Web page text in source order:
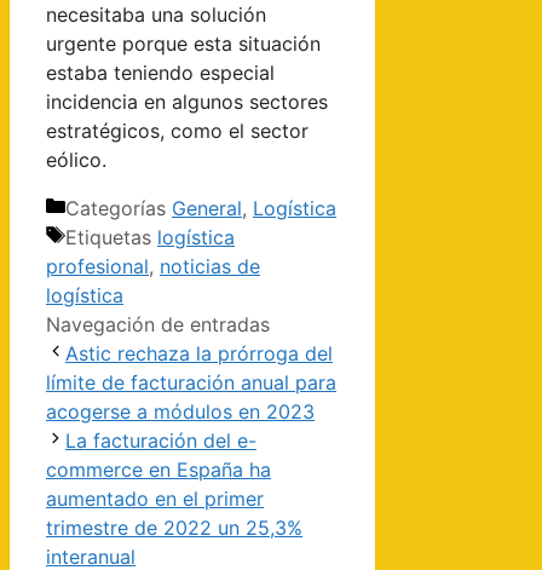
necesitaba una solución
urgente porque esta situación
estaba teniendo especial
incidencia en algunos sectores
estratégicos, como el sector
eólico.
Categorías General, Logística
Etiquetas logística
profesional, noticias de
logística
Navegación de entradas
Astic rechaza la prórroga del
límite de facturación anual para
acogerse a módulos en 2023
La facturación del e-
commerce en España ha
aumentado en el primer
trimestre de 2022 un 25,3%
interanual